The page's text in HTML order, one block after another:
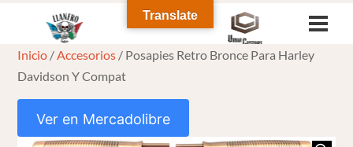
content
Inicio /Accesorios / Posapies Retro Bronce Para Harley
Davidson Y Compat
Ver en Mercadolibre
Translate